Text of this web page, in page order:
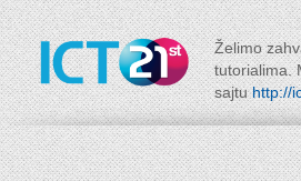
Želimo
tutorialima.
sajtuhttp://